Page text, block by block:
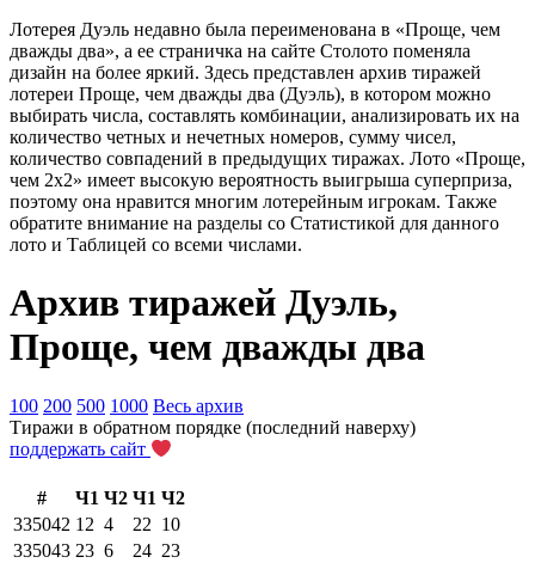
Лотерея Дуэль недавно была переименована в «Проще, чем
дважды два», а ее страничка на сайте Столото поменяла
дизайн на более яркий. Здесь представлен архив тиражей
лотереи Проще, чем дважды два (Дуэль), в котором можно
выбирать числа, составлять комбинации, анализировать их на
количество четных и нечетных номеров, сумму чисел,
количество совпадений в предыдущих тиражах. Лото «Проще,
чем 2х2» имеет высокую вероятность выигрыша суперприза,
поэтому она нравится многим лотерейным игрокам. Также
обратите внимание на разделы со Статистикой для данного
лото и Таблицей со всеми числами.
Архив тиражей Дуэль,
Проще, чем дважды два
100 200 500 1000 Весь архив
Тиражи в обратном порядке (последний наверху)
поддержать сайт
# Ч1 Ч2 Ч1 Ч2
335042 12 4 22 10
335043 23 6 24 23